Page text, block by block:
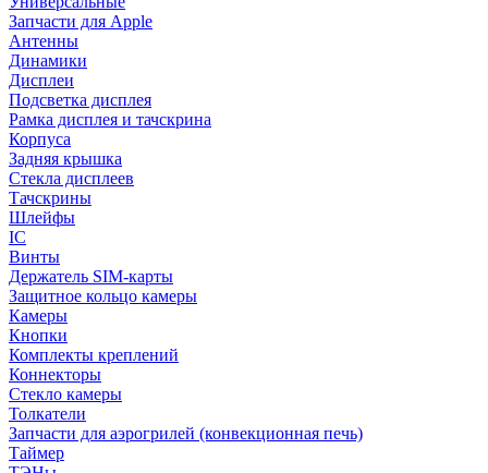
Запчасти для Apple
Антенны
Динамики
Дисплеи
Подсветка дисплея
Рамка дисплея и тачскрина
Корпуса
Задняя крышка
Стекла дисплеев
Тачскрины
Шлейфы
IC
Винты
Держатель SIM-карты
Защитное кольцо камеры
Камеры
Кнопки
Комплекты креплений
Коннекторы
Стекло камеры
Толкатели
Запчасти для аэрогрилей (конвекционная печь)
Таймер